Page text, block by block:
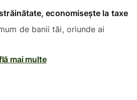
economisește la taxe
de banii tăi, oriunde ai
mai multe